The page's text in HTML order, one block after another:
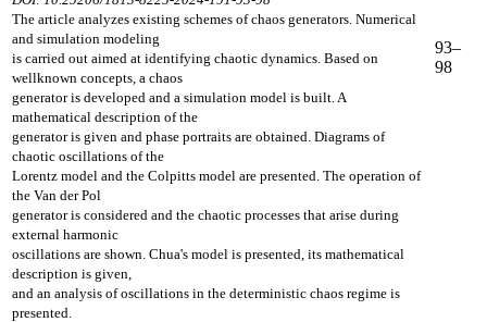
The article analyzes existing schemes of chaos generators. Numerical
and simulation modeling
is carried out aimed at identifying chaotic dynamics. Based on
wellknown concepts, a chaos
generator is developed and a simulation model is built. A
mathematical description of the
generator is given and phase portraits are obtained. Diagrams of
chaotic oscillations of the
Lorentz model and the Colpitts model are presented. The operation of
the Van der Pol
generator is considered and the chaotic processes that arise during
external harmonic
oscillations are shown. Chua's model is presented, its mathematical
description is given,
and an analysis of oscillations in the deterministic chaos regime is
presented.
93–
98